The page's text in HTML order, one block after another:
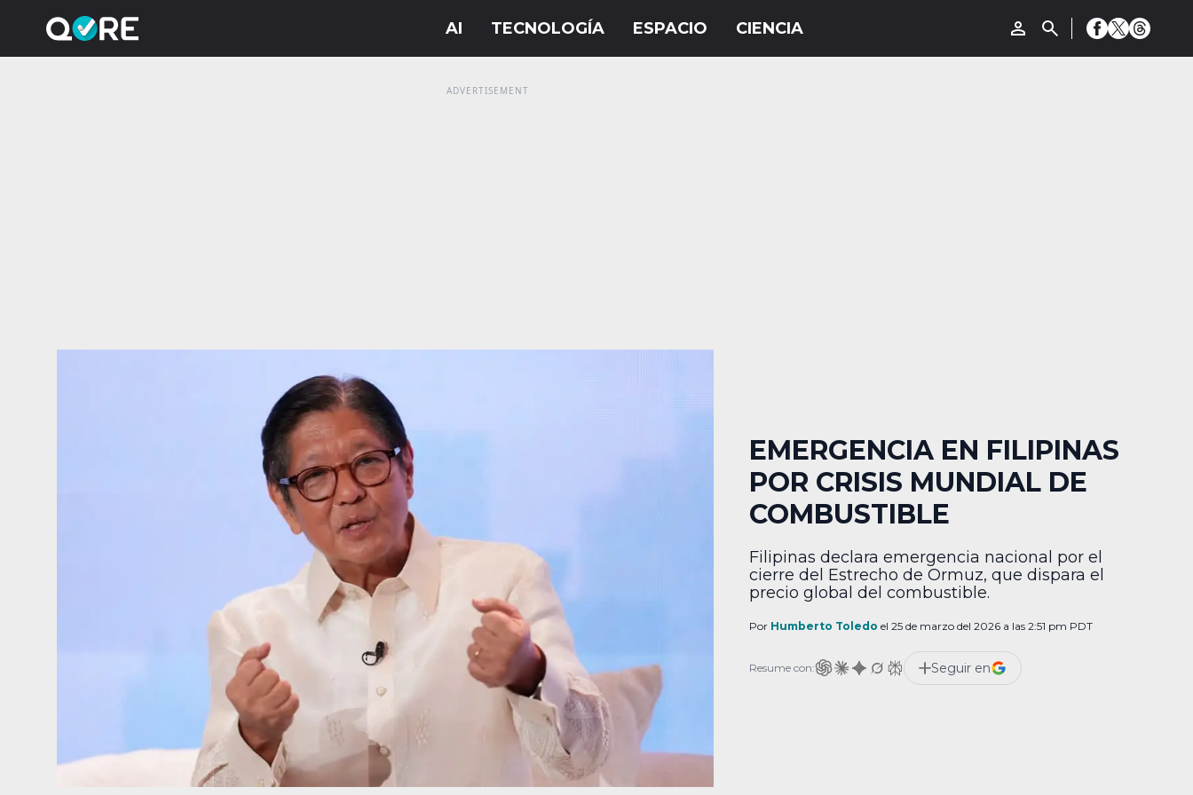
EMERGENCIA EN FILIPINAS
POR CRISIS MUNDIAL DE
COMBUSTIBLE
Filipinas declara emergencia nacional por el
cierre del Estrecho de Ormuz, que dispara el
precio global del combustible.
Por Humberto Toledo el 25 de marzo del 2026 a las 2:51 pm PDT
Resume con: Seguir en